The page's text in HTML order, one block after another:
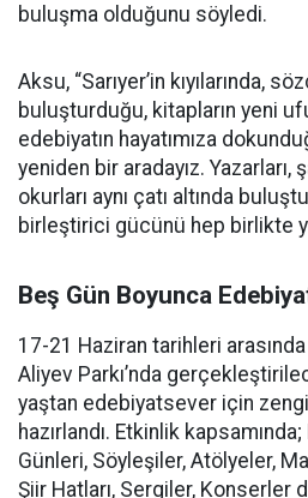
buluşma olduğunu söyledi.
Aksu, “Sarıyer’in kıyılarında,
buluşturduğu, kitapların yeni
edebiyatın hayatımıza
yeniden bir aradayız. Yazarları,
okurları aynı çatı altında
birleştirici gücünü hep birlikte
Beş Gün Boyunca
17-21 Haziran tarihleri
Aliyev Parkı’nda
yaştan edebiyatsever için
hazırlandı. Etkinlik
Günleri, Söyleşiler, Atölyeler,
Şiir Hatları, Sergiler, Konserler